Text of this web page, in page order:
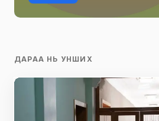
ДАРАА НЬ УНШИХ